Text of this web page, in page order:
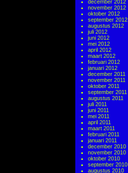
december 2012
november 2012
oktober 2012
september 2012
augustus 2012
juli 2012
juni 2012
mei 2012
april 2012
maart 2012
februari 2012
januari 2012
december 2011
november 2011
oktober 2011
september 2011
augustus 2011
juli 2011
juni 2011
mei 2011
april 2011
maart 2011
februari 2011
januari 2011
december 2010
november 2010
oktober 2010
september 2010
augustus 2010